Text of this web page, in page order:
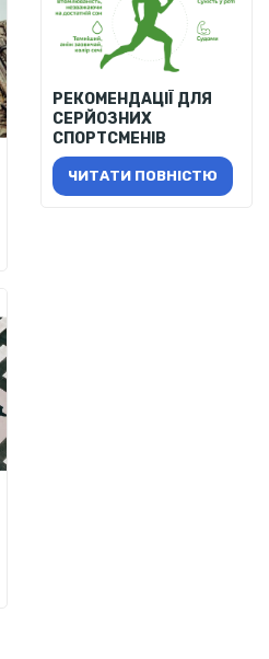
РЕКОМЕНДАЦІЇ ДЛЯ
СЕРЙОЗНИХ
СПОРТСМЕНІВ
ЧИТАТИ ПОВНІСТЮ